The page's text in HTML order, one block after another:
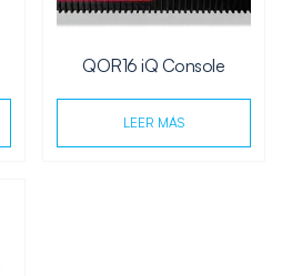
QOR16 iQ Console
LEER MÁS